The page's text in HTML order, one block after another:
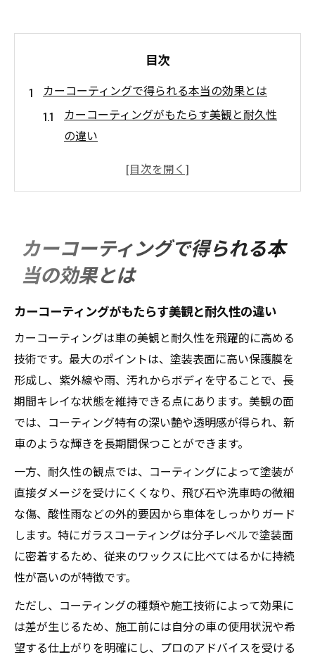
目次
カーコーティングで得られる本当の効果とは
カーコーティングがもたらす美観と耐久性
の違い
カーコーティングの保護効果を引き出す条
カーコーティングで実感できるボディの輝
き
結
適切なコーティング選びが車の価値を守る
カーコーティングの種類と選び方の基準
愛車に最適なカーコーティング選定のポイ
ント
耐久性を重視したカーコーティング選びの
秘訣
カーコーティングで美観と価値を両立させ
る方法
カーコーティング選びで後悔しない判断軸
とは
劣化を防ぐカーコーティングの活用術
ツ
カーコーティングの持続力を高める日々の
カーコーティングで得られる本
当の効果とは
カーコーティングがもたらす美観と耐久性の違い
カーコーティングは車の美観と耐久性を飛躍的に高める
技術です。最大のポイントは、塗装表面に高い保護膜を
形成し、紫外線や雨、汚れからボディを守ることで、長
期間キレイな状態を維持できる点にあります。美観の面
では、コーティング特有の深い艶や透明感が得られ、新
車のような輝きを長期間保つことができます。
一方、耐久性の観点では、コーティングによって塗装が
直接ダメージを受けにくくなり、飛び石や洗車時の微細
な傷、酸性雨などの外的要因から車体をしっかりガード
します。特にガラスコーティングは分子レベルで塗装面
に密着するため、従来のワックスに比べてはるかに持続
性が高いのが特徴です。
ただし、コーティングの種類や施工技術によって効果に
は差が生じるため、施工前には自分の車の使用状況や希
望する仕上がりを明確にし、プロのアドバイスを受ける